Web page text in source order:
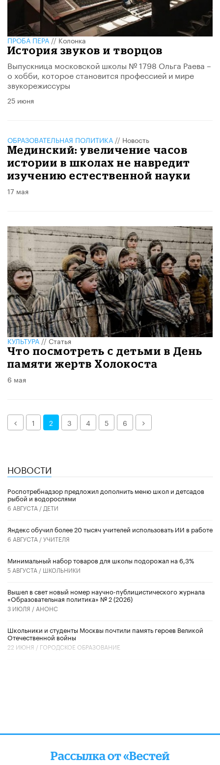
ПРОБА ПЕРА//Колонка
История звуков и творцов
​​Выпускница московской школы № 1798 Ольга Раева –
о хобби, которое становится профессией и мире
звукорежиссуры
25 июня
ОБРАЗОВАТЕЛЬНАЯ ПОЛИТИКА // Новость
Мединский: увеличение часов
истории в школах не навредит
изучению естественной науки
17 мая
КУЛЬТУРА//Статья
Что посмотреть с детьми в День
памяти жертв Холокоста
6 мая
Назад1 2 3 4 5 6 Далее
НОВОСТИ
Роспотребнадзор предложил дополнить меню школ и детсадов
рыбой и водорослями
6 АВГУСТА / ДЕТИ
​Яндекс обучил более 20 тысяч учителей использовать ИИ в работе
6 АВГУСТА /УЧИТЕЛЯ
Минимальный набор товаров для школы подорожал на 6,3%
5 АВГУСТА / ШКОЛЬНИКИ
Вышел в свет новый номер научно-публицистического журнала
«Образовательная политика» № 2 (2026)
3 ИЮЛЯ / АНОНС
Школьники и студенты Москвы почтили память героев Великой
Отечественной войны
22 ИЮНЯ / ГОРОДСКОЕ ОБРАЗОВАНИЕ
Рассылка от «Вестей